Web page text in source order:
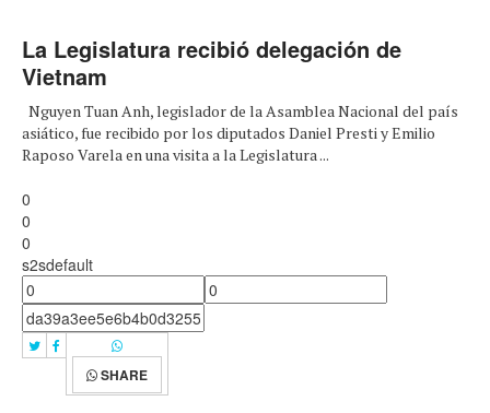
La Legislatura recibió delegación de
Vietnam
Nguyen Tuan Anh, legislador de la Asamblea Nacional del país
asiático, fue recibido por los diputados Daniel Presti y Emilio
Raposo Varela en una visita a la Legislatura ...
0
0
0
s2sdefault
SHARE